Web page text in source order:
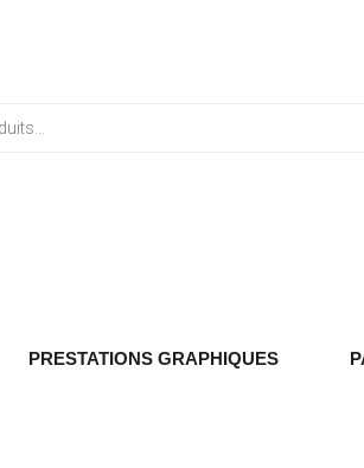
PRESTATIONS GRAPHIQUES